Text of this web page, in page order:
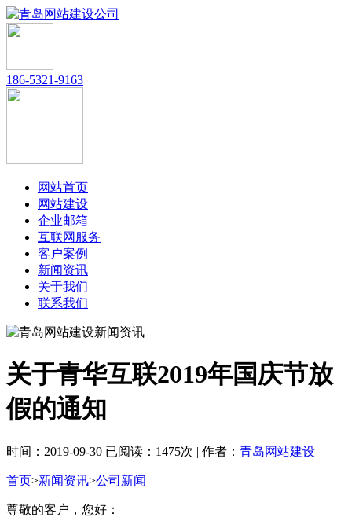
186-5321-9163
网站首页
网站建设
企业邮箱
互联网服务
客户案例
新闻资讯
关于我们
联系我们
关于青华互联2019年国庆节放
假的通知
时间：2019-09-30 已阅读：1475次 | 作者： 青岛网站建设
首页>新闻资讯>公司新闻
尊敬的客户，您好：